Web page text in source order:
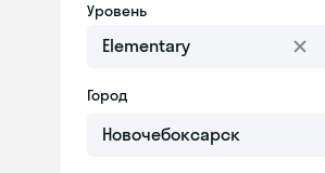
Уровень
Elementary
Город